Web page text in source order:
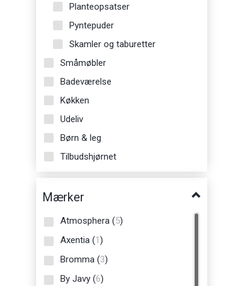
Planteopsatser
Pyntepuder
Skamler og taburetter
Småmøbler
Badeværelse
Køkken
Udeliv
Børn & leg
Tilbudshjørnet
Mærker
Atmosphera (5)
Axentia (1)
Bromma (3)
By Javy (6)